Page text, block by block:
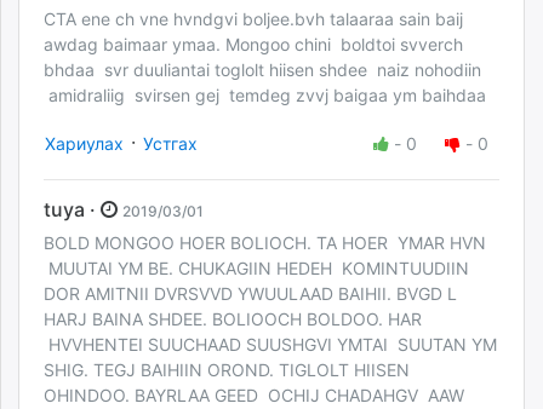
CTA ene ch vne hvndgvi boljee.bvh talaaraa sain baij
awdag baimaar ymaa. Mongoo chini boldtoi svverch
bhdaa svr duuliantai toglolt hiisen shdee naiz nohodiin
amidraliig svirsen gej temdeg zvvj baigaa ym baihdaa
Хариулах · Устгах - 0 - 0
tuya · 2019/03/01
BOLD MONGOO HOER BOLIOCH. TA HOER YMAR HVN
MUUTAI YM BE. CHUKAGIIN HEDEH KOMINTUUDIIN
DOR AMITNII DVRSVVD YWUULAAD BAIHII. BVGD L
HARJ BAINA SHDEE. BOLIOOCH BOLDOO. HAR
HVVHENTEI SUUCHAAD SUUSHGVI YMTAI SUUTAN YM
SHIG. TEGJ BAIHIIN OROND. TIGLOLT HIISEN
OHINDOO. BAYRLAA GEED OCHIJ CHADAHGV AAW